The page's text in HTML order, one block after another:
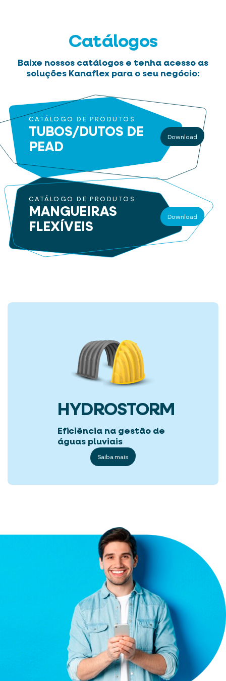
Catálogos
Baixe nossos catálogos e tenha acesso as
soluções Kanaflex para o seu negócio:
CATÁLOGO DE PRODUTOS
TUBOS/DUTOS DE
PEAD
Download
CATÁLOGO DE PRODUTOS
MANGUEIRAS
FLEXÍVEIS
Download
HYDROSTORM
Eficiência na gestão de
águas pluviais
Saiba mais